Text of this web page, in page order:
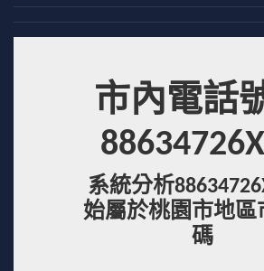
市內電話
系統分析
始屬於桃園市地區
碼